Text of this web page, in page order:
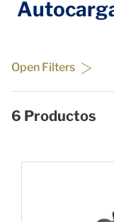
Open Filters
6 Productos